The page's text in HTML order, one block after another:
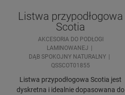
Listwa przypodłogowa
Scotia
AKCESORIA DO PODŁOGI
LAMINOWANEJ
DĄB SPOKOJNY NATURALNY
QSSCOT01855
Listwa przypodłogowa Scotia jest
dyskretna i idealnie dopasowana do